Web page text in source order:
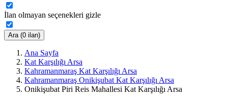
İlan olmayan seçenekleri gizle
Ara (0 ilan)
Ana Sayfa
Kat Karşılığı Arsa
Kahramanmaraş Kat Karşılığı Arsa
Kahramanmaraş Onikişubat Kat Karşılığı Arsa
Onikişubat Piri Reis Mahallesi Kat Karşılığı Arsa